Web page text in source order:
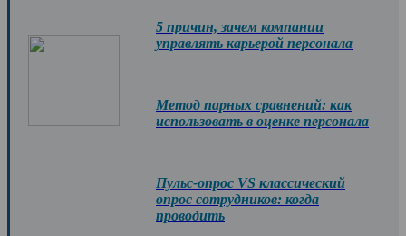
5 причин, зачем компании
управлять карьерой персонала
Метод парных сравнений: как
использовать в оценке персонала
Пульс-опрос VS классический
опрос сотрудников: когда
проводить